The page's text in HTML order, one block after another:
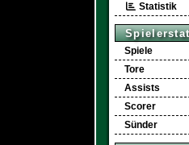
Statistik
Spiele
Tore
Assists
Scorer
Sünder